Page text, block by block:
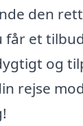
den
får et
og
rejse